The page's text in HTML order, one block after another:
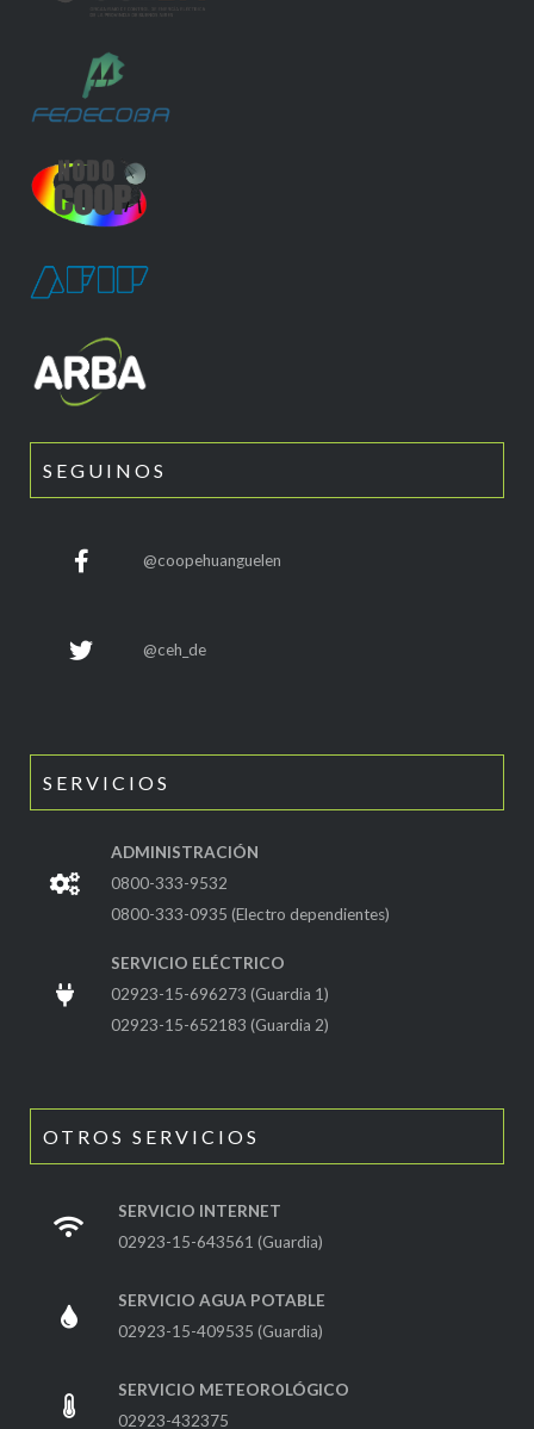
SEGUINOS
@coopehuanguelen
@ceh_de
SERVICIOS
ADMINISTRACIÓN
0800-333-9532
0800-333-0935 (Electro dependientes)
SERVICIO ELÉCTRICO
02923-15-696273 (Guardia 1)
02923-15-652183 (Guardia 2)
OTROS SERVICIOS
SERVICIO INTERNET
02923-15-643561 (Guardia)
SERVICIO AGUA POTABLE
02923-15-409535 (Guardia)
SERVICIO METEOROLÓGICO
02923-432375